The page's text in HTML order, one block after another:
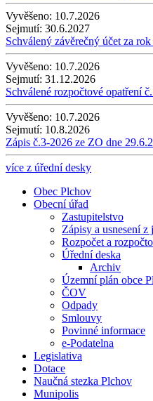
Vyvěšeno: 10.7.2026
Sejmutí: 30.6.2027
Schválený závěrečný účet za
Vyvěšeno: 10.7.2026
Sejmutí: 31.12.2026
Schválené rozpočtové opatření
Vyvěšeno: 10.7.2026
Sejmutí: 10.8.2026
Zápis č.3-2026 ze ZO dne
více z úřední desky
Obec Plchov
Obecní úřad
Zastupitelstvo
Zápisy a usnesení z
Rozpočet a
Úřední deska
Archiv
Územní plán obce
ČOV
Odpady
Smlouvy
Povinné informace
e-Podatelna
Legislativa
Dotace
Naučná stezka Plchov
Munipolis